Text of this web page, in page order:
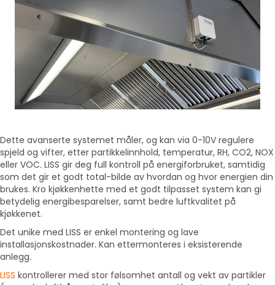
Dette avanserte systemet måler, og kan via 0-10V regulere
spjeld og vifter, etter partikkelinnhold, temperatur, RH, CO2, NOX
eller VOC. LISS gir deg full kontroll på energiforbruket, samtidig
som det gir et godt total-bilde av hvordan og hvor energien din
brukes. Kro kjøkkenhette med et godt tilpasset system kan gi
betydelig energibesparelser, samt bedre luftkvalitet på
kjøkkenet.
Det unike med LISS er enkel montering og lave
installasjonskostnader. Kan ettermonteres i eksisterende
anlegg.
LISS kontrollerer med stor følsomhet antall og vekt av partikler